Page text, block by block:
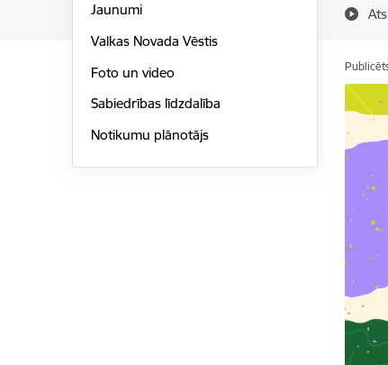
Jaunumi
Valkas Novada Vēstis
Foto un video
Sabiedrības līdzdalība
Notikumu plānotājs